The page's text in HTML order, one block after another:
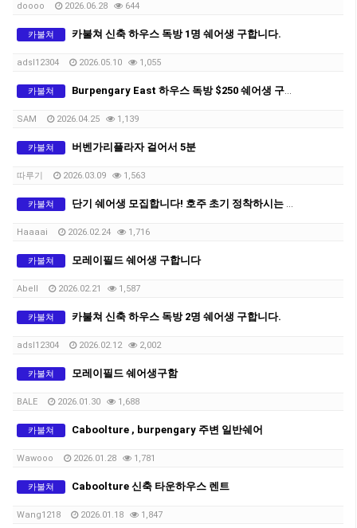
doooo 2026.06.28 644
카불쳐 카불쳐 신축 하우스 독방 1명 쉐어생 구합니다.
adsl12304 2026.05.10 1,055
카불쳐 Burpengary East 하우스 독방 $250 쉐어생 구해요
SAM 2026.04.25 1,139
카불쳐 버벤가리플라자 걸어서 5분
따루기 2026.03.09 1,563
카불쳐 단기 쉐어생 모집합니다! 호주 초기 정착하시는 분들도 환영합니다!!
Haaaai 2026.02.24 1,716
카불쳐 모레이필드 쉐어생 구합니다
Abell 2026.02.21 1,587
카불쳐 카불쳐 신축 하우스 독방 2명 쉐어생 구합니다.
adsl12304 2026.02.12 2,002
카불쳐 모레이필드 쉐어생구함
BALE 2026.01.30 1,688
카불쳐 Caboolture , burpengary 주변 일반쉐어
Wawooo 2026.01.28 1,781
카불쳐 Caboolture 신축 타운하우스 렌트
Wang1218 2026.01.18 1,847